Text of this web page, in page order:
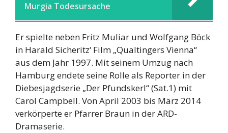
Murgia Todesursache
Er spielte neben Fritz Muliar und Wolfgang Böck
in Harald Sicheritz‘ Film „Qualtingers Vienna“
aus dem Jahr 1997. Mit seinem Umzug nach
Hamburg endete seine Rolle als Reporter in der
Diebesjagdserie „Der Pfundskerl“ (Sat.1) mit
Carol Campbell. Von April 2003 bis März 2014
verkörperte er Pfarrer Braun in der ARD-
Dramaserie.